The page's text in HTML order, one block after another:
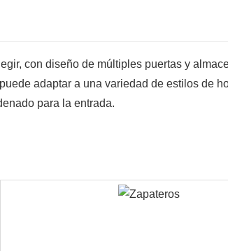
con diseño de múltiples puertas y
adaptar a una variedad de estilos de
para la entrada.